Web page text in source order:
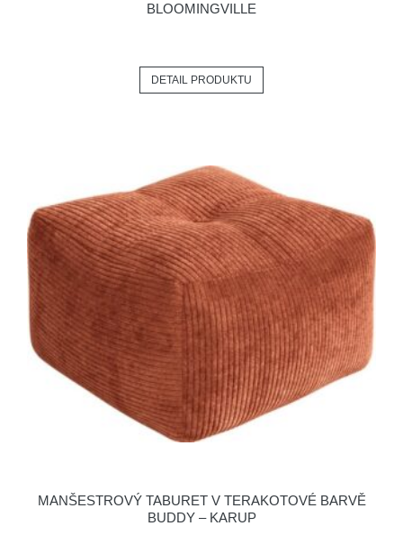
BLOOMINGVILLE
DETAIL PRODUKTU
MANŠESTROVÝ TABURET V TERAKOTOVÉ BARVĚ
BUDDY – KARUP